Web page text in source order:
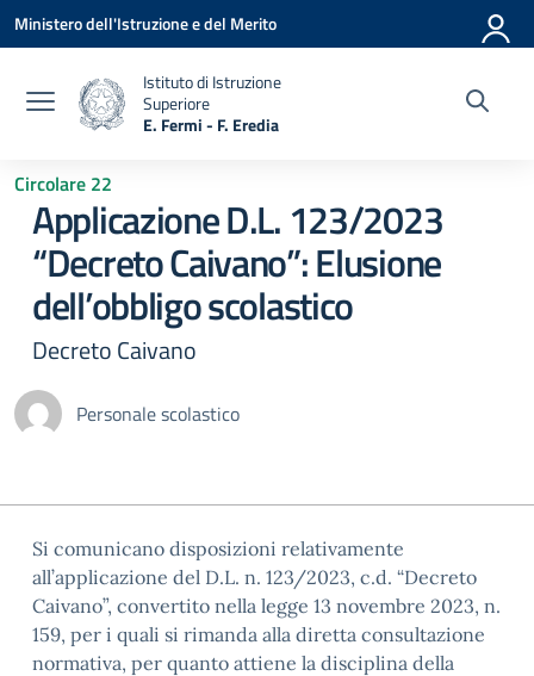
Vai ai contenuti
Vai al menu di navigazione
Vai al footer
Ministero dell'Istruzione e del Merito
Istituto di Istruzione
Superiore
E. Fermi - F. Eredia
Circolare 22
Applicazione D.L. 123/2023
“Decreto Caivano”: Elusione
dell’obbligo scolastico
Decreto Caivano
Personale scolastico
Si comunicano disposizioni relativamente
all’applicazione del D.L. n. 123/2023, c.d. “Decreto
Caivano”, convertito nella legge 13 novembre 2023, n.
159, per i quali si rimanda alla diretta consultazione
normativa, per quanto attiene la disciplina della